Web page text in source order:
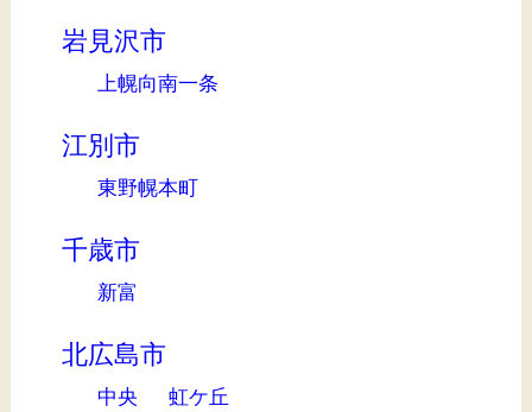
岩見沢市
上幌向南一条
江別市
東野幌本町
千歳市
新富
北広島市
中央 虹ケ丘